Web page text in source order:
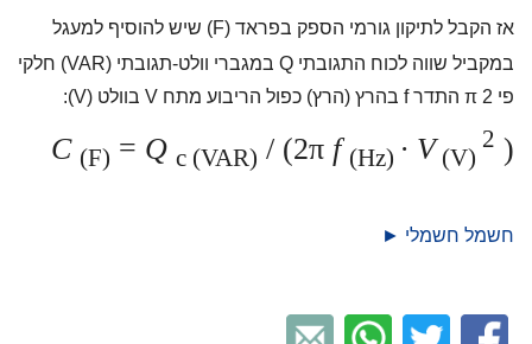
אז הקבל לתיקון גורמי הספק בפראד (F) שיש להוסיף למעגל
במקביל שווה לכוח התגובתי Q במגברי וולט-תגובתי (VAR) חלקי
פי 2 π התדר f בהרץ (הרץ) כפול הריבוע מתח V בוולט (V):
C(F)=Q c (VAR)/ (2πf(Hz) ·V(V)
2)
חשמל חשמלי ►